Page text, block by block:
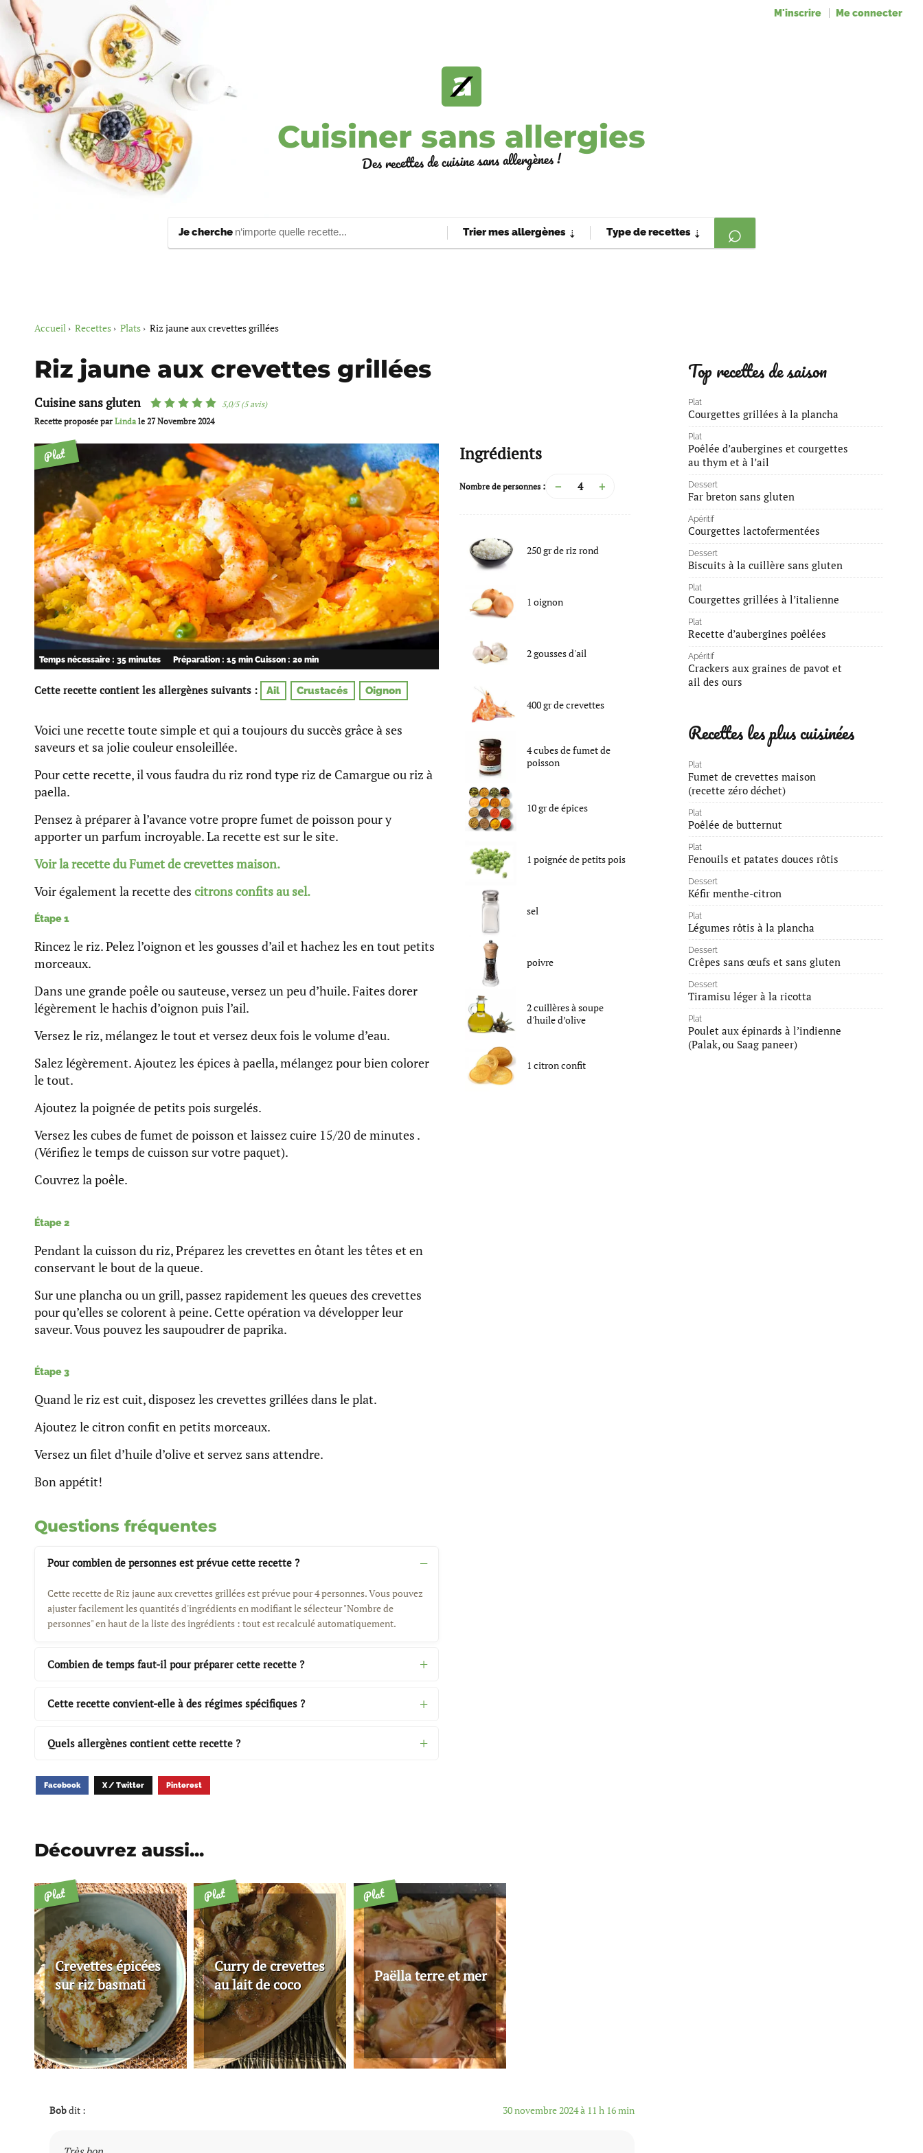
M'inscrire Me connecter
Cuisiner sans allergies
Des recettes de cuisine sans allergènes !
Je cherche Trier mes allergènes ⇣ Type de recettes ⇣
Accueil Recettes Plats Riz jaune aux crevettes grillées
Riz jaune aux crevettes grillées
Cuisine sans gluten
5,0/5 (5 avis)
Recette proposée par Lindale 27 Novembre 2024
Plat
Temps nécessaire : 35 minutes Préparation : 15 min Cuisson : 20 min
Cette recette contient les allergènes suivants : Ail Crustacés Oignon
Voici une recette toute simple et qui a toujours du succès grâce à ses
saveurs et sa jolie couleur ensoleillée.
Pour cette recette, il vous faudra du riz rond type riz de Camargue ou riz à
paella.
Pensez à préparer à l’avance votre propre fumet de poisson pour y
apporter un parfum incroyable. La recette est sur le site.
Voir la recette du Fumet de crevettes maison.
Voir également la recette des citrons confits au sel.
Étape 1
Rincez le riz. Pelez l’oignon et les gousses d’ail et hachez les en tout petits
morceaux.
Dans une grande poêle ou sauteuse, versez un peu d’huile. Faites dorer
légèrement le hachis d’oignon puis l’ail.
Versez le riz, mélangez le tout et versez deux fois le volume d’eau.
Salez légèrement. Ajoutez les épices à paella, mélangez pour bien colorer
le tout.
Ajoutez la poignée de petits pois surgelés.
Versez les cubes de fumet de poisson et laissez cuire 15/20 de minutes .
(Vérifiez le temps de cuisson sur votre paquet).
Couvrez la poêle.
Étape 2
Pendant la cuisson du riz, Préparez les crevettes en ôtant les têtes et en
conservant le bout de la queue.
Sur une plancha ou un grill, passez rapidement les queues des crevettes
pour qu’elles se colorent à peine. Cette opération va développer leur
saveur. Vous pouvez les saupoudrer de paprika.
Étape 3
Quand le riz est cuit, disposez les crevettes grillées dans le plat.
Ajoutez le citron confit en petits morceaux.
Versez un filet d’huile d’olive et servez sans attendre.
Bon appétit!
Questions fréquentes
Pour combien de personnes est prévue cette recette ?
Cette recette de Riz jaune aux crevettes grillées est prévue pour 4 personnes. Vous pouvez
ajuster facilement les quantités d'ingrédients en modifiant le sélecteur "Nombre de
personnes" en haut de la liste des ingrédients : tout est recalculé automatiquement.
Combien de temps faut-il pour préparer cette recette ?
Cette recette convient-elle à des régimes spécifiques ?
Quels allergènes contient cette recette ?
Facebook X / Twitter Pinterest
Ingrédients
Nombre de personnes : − +
250grderiz rond
1 oignon
2gousses d'ail
400grdecrevettes
4cubesdefumet de
poisson
10grdeépices
1 poignéedepetits pois
sel
poivre
2cuillères à soupe
d'huile d’olive
1 citron confit
Découvrez aussi...
Plat
Crevettes épicées
sur riz basmati
Plat
Curry de crevettes
au lait de coco
Plat
Paëlla terre et mer
Bobdit : 30 novembre 2024 à 11 h 16 min
Top recettes de saison
Plat
Courgettes grillées à la plancha
Plat
Poêlée d’aubergines et courgettes
au thym et à l’ail
Dessert
Far breton sans gluten
Apéritif
Courgettes lactofermentées
Dessert
Biscuits à la cuillère sans gluten
Plat
Courgettes grillées à l’italienne
Plat
Recette d’aubergines poêlées
Apéritif
Crackers aux graines de pavot et
ail des ours
Recettes les plus cuisinées
Plat
Fumet de crevettes maison
(recette zéro déchet)
Plat
Poêlée de butternut
Plat
Fenouils et patates douces rôtis
Dessert
Kéfir menthe-citron
Plat
Légumes rôtis à la plancha
Dessert
Crêpes sans œufs et sans gluten
Dessert
Tiramisu léger à la ricotta
Plat
Poulet aux épinards à l’indienne
(Palak, ou Saag paneer)